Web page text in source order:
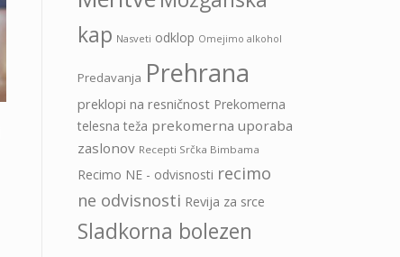
kap Nasveti odklop Omejimo alkohol
Predavanja Prehrana
preklopi na resničnost Prekomerna
telesna teža prekomerna uporaba
zaslonov Recepti Srčka Bimbama
Recimo NE - odvisnosti recimo
ne odvisnosti Revija za srce
Sladkorna bolezen